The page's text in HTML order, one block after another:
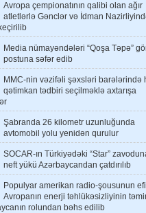
Avropa çempionatının qalibi olan ağır
atletlərlə Gənclər və İdman
Media nümayəndələri “Qoşa Təpə”
postuna səfər edib
MMC-nin vəzifəli şəxsləri barələrində
qətimkan tədbiri seçilməklə axtarışa
Şabranda 26 kilometr uzunluğunda
avtomobil yolu yenidən qurulur
SOCAR-ın Türkiyədəki “Star”
neft yükü Azərbaycandan çatdırılıb
Populyar amerikan radio-şousunun
Avropanın enerji təhlükəsizliyinin
rolundan bəhs edilib